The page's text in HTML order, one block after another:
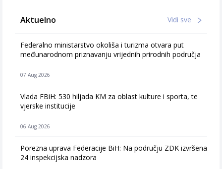
Aktuelno Vidi sve
Federalno ministarstvo okoliša i turizma otvara put
međunarodnom priznavanju vrijednih prirodnih područja
07 Aug 2026
Vlada FBiH: 530 hiljada KM za oblast kulture i sporta, te
vjerske institucije
06 Aug 2026
Porezna uprava Federacije BiH: Na području ZDK izvršena
24 inspekcijska nadzora